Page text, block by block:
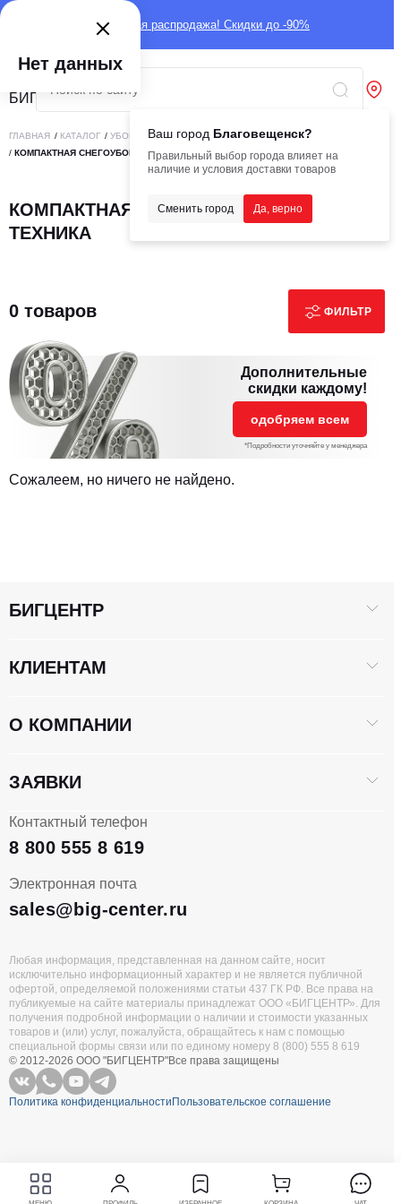
Глобальная распродажа! Скидки до -90%
Ваш город Благовещенск?
Правильный выбор города влияет на
наличие и условия доставки товаров
Сменить город Да, верно
ГЛАВНАЯ / КАТАЛОГ / УБОРОЧНАЯ ТЕХНИКА /ГОРОДСКАЯ СРЕДА
/ КОМПАКТНАЯ СНЕГОУБОРОЧНАЯ ТЕХНИКА
КОМПАКТНАЯ СНЕГОУБОРОЧНАЯ
ТЕХНИКА
0 товаров ФИЛЬТР
Дополнительные
скидки каждому!
одобряем всем
*Подробности уточняйте у менеджера
Сожалеем, но ничего не найдено.
Контактный телефон
8 800 555 8 619
Электронная почта
sales@big-center.ru
БИГЦЕНТР
КЛИЕНТАМ
О КОМПАНИИ
ЗАЯВКИ
Любая информация, представленная на данном сайте, носит
исключительно информационный характер и не является публичной
офертой, определяемой положениями статьи 437 ГК РФ. Все права на
публикуемые на сайте материалы принадлежат ООО «БИГЦЕНТР». Для
получения подробной информации о наличии и стоимости указанных
товаров и (или) услуг, пожалуйста, обращайтесь к нам с помощью
специальной формы связи или по единому номеру 8 (800) 555 8 619
© 2012-2026 ООО "БИГЦЕНТР"Все права защищены
Политика конфиденциальности Пользовательское соглашение
Нет данных